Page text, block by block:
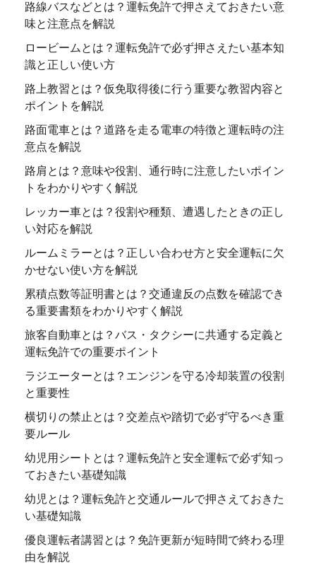
路線バスなどとは？運転免許で押さえておきたい意
味と注意点を解説
ロービームとは？運転免許で必ず押さえたい基本知
識と正しい使い方
路上教習とは？仮免取得後に行う重要な教習内容と
ポイントを解説
路面電車とは？道路を走る電車の特徴と運転時の注
意点を解説
路肩とは？意味や役割、通行時に注意したいポイン
トをわかりやすく解説
レッカー車とは？役割や種類、遭遇したときの正し
い対応を解説
ルームミラーとは？正しい合わせ方と安全運転に欠
かせない使い方を解説
累積点数等証明書とは？交通違反の点数を確認でき
る重要書類をわかりやすく解説
旅客自動車とは？バス・タクシーに共通する定義と
運転免許での重要ポイント
ラジエーターとは？エンジンを守る冷却装置の役割
と重要性
横切りの禁止とは？交差点や踏切で必ず守るべき重
要ルール
幼児用シートとは？運転免許と安全運転で必ず知っ
ておきたい基礎知識
幼児とは？運転免許と交通ルールで押さえておきた
い基礎知識
優良運転者講習とは？免許更新が短時間で終わる理
由を解説